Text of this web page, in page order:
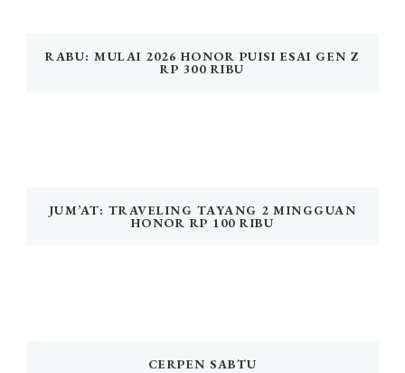
RABU: MULAI 2026 HONOR PUISI ESAI GEN Z
RP 300 RIBU
JUM’AT: TRAVELING TAYANG 2 MINGGUAN
HONOR RP 100 RIBU
CERPEN SABTU